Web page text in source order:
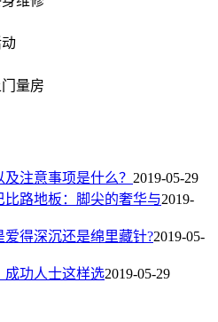
量房
注意事项是什么？ 2019-05-29
路地板：脚尖的奢华与2019-
得深沉还是绵里藏针?2019-05-
成功人士这样选2019-05-29